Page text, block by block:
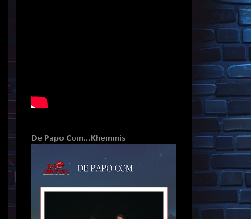
De Papo Com...Khemmis